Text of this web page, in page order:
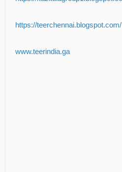
https://teerchennai.blogspot.com/
www.teerindia.ga